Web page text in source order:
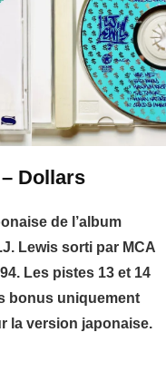
Dollars
de l’album
Lewis sorti par MCA
Les pistes 13 et 14
bonus uniquement
la version japonaise.